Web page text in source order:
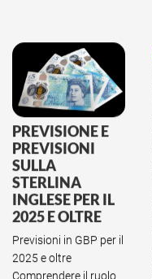
PREVISIONE E
PREVISIONI
SULLA
STERLINA
INGLESE PER IL
2025 E OLTRE
Previsioni in GBP per il
2025 e oltre
Comprendere il ruolo